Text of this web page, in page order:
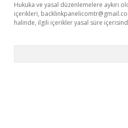
Hukuka ve yasal düzenlemelere aykırı
içerikleri,
halinde, ilgili içerikler yasal süre